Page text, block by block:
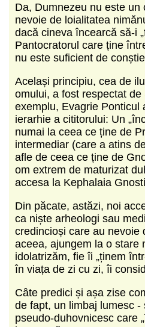
Da, Dumnezeu nu este un
nevoie de loialitatea
dacă cineva încearcă să-i
Pantocratorul care ține
nu este suficient de
Același principiu, cea de
omului, a fost respectat
exemplu, Evagrie Ponticul
ierarhie a cititorului: Un
numai la ceea ce ține de
intermediar (care a atins
afle de ceea ce ține de
om extrem de maturizat
accesa la Kephalaia
Din păcate, astăzi, noi
ca niște arheologi sau
credincioși care au nevoie
aceea, ajungem la o stare
idolatrizăm, fie îi „ținem
în viața de zi cu zi, îi
Câte predici și așa zise
de fapt, un limbaj lumesc
pseudo-duhovnicesc care